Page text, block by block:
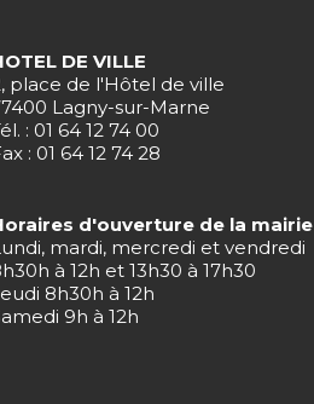
DE VILLE
place de l'Hôtel de ville
Lagny-sur-Marne
: 01 64 12 74 00
: 01 64 12 74 28
d'ouverture de la mairie
mardi, mercredi et vendredi
à 12h et 13h30 à 17h30
8h30h à 12h
9h à 12h